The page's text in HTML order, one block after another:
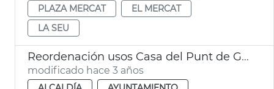
PLAZA MERCAT
EL MERCAT
LA SEU
Reordenación usos Casa del Punt de Ganxo
modificado hace 3 años